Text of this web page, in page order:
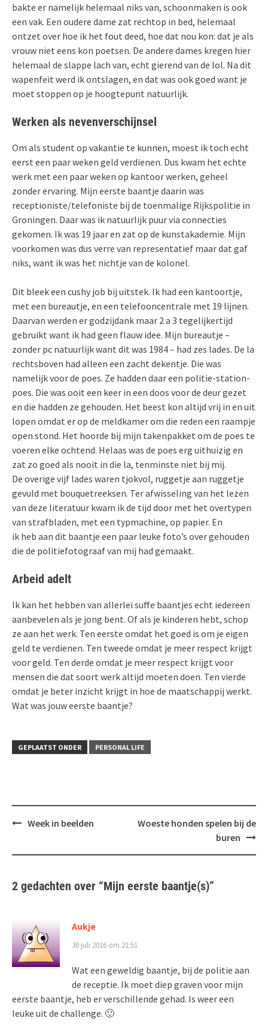
bakte er namelijk helemaal niks van, schoonmaken is ook
een vak. Een oudere dame zat rechtop in bed, helemaal
ontzet over hoe ik het fout deed, hoe dat nou kon: dat je als
vrouw niet eens kon poetsen. De andere dames kregen hier
helemaal de slappe lach van, echt gierend van de lol. Na dit
wapenfeit werd ik ontslagen, en dat was ook goed want je
moet stoppen op je hoogtepunt natuurlijk.
Werken als nevenverschijnsel
Om als student op vakantie te kunnen, moest ik toch echt
eerst een paar weken geld verdienen. Dus kwam het echte
werk met een paar weken op kantoor werken, geheel
zonder ervaring. Mijn eerste baantje daarin was
receptioniste/telefoniste bij de toenmalige Rijkspolitie in
Groningen. Daar was ik natuurlijk puur via connecties
gekomen. Ik was 19 jaar en zat op de kunstakademie. Mijn
voorkomen was dus verre van representatief maar dat gaf
niks, want ik was het nichtje van de kolonel.
Dit bleek een cushy job bij uitstek. Ik had een kantoortje,
met een bureautje, en een telefooncentrale met 19 lijnen.
Daarvan werden er godzijdank maar 2 a 3 tegelijkertijd
gebruikt want ik had geen flauw idee. Mijn bureautje –
zonder pc natuurlijk want dit was 1984 – had zes lades. De la
rechtsboven had alleen een zacht dekentje. Die was
namelijk voor de poes. Ze hadden daar een politie-station-
poes. Die was ooit een keer in een doos voor de deur gezet
en die hadden ze gehouden. Het beest kon altijd vrij in en uit
lopen omdat er op de meldkamer om die reden een raampje
open stond. Het hoorde bij mijn takenpakket om de poes te
voeren elke ochtend. Helaas was de poes erg uithuizig en
zat zo goed als nooit in die la, tenminste niet bij mij.
De overige vijf lades waren tjokvol, ruggetje aan ruggetje
gevuld met bouquetreeksen. Ter afwisseling van het lezen
van deze literatuur kwam ik de tijd door met het overtypen
van strafbladen, met een typmachine, op papier. En
ik heb aan dit baantje een paar leuke foto’s over gehouden
die de politiefotograaf van mij had gemaakt.
Arbeid adelt
Ik kan het hebben van allerlei suffe baantjes echt iedereen
aanbevelen als je jong bent. Of als je kinderen hebt, schop
ze aan het werk. Ten eerste omdat het goed is om je eigen
geld te verdienen. Ten tweede omdat je meer respect krijgt
voor geld. Ten derde omdat je meer respect krijgt voor
mensen die dat soort werk altijd moeten doen. Ten vierde
omdat je beter inzicht krijgt in hoe de maatschappij werkt.
Wat was jouw eerste baantje?
GEPLAATST ONDER PERSONAL LIFE
Bericht
Week in beelden
Woeste honden spelen bij de
buren
2 gedachten over “Mijn eerste baantje(s)”
Aukje
30 juli 2016 om 21:51
Wat een geweldig baantje, bij de politie aan
de receptie. Ik moet diep graven voor mijn
eerste baantje, heb er verschillende gehad. Is weer een
leuke uit de challenge. 🙂